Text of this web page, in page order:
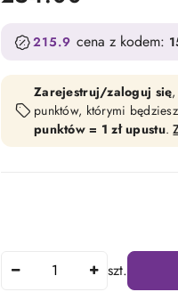
215.9 cena z kodem:
Zarejestruj/zaloguj się
punktów, którymi
punktów = 1 zł upustu.
szt.